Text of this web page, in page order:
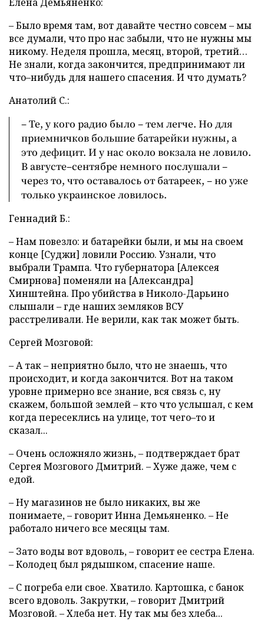
– Было время там, вот давайте честно совсем – мы
все думали, что про нас забыли, что не нужны мы
никому. Неделя прошла, месяц, второй, третий…
Не знали, когда закончится, предпринимают ли
что–нибудь для нашего спасения. И что думать?
Анатолий С.:
– Те, у кого радио было – тем легче. Но для
приемничков большие батарейки нужны, а
это дефицит. И у нас около вокзала не ловило.
В августе–сентябре немного послушали –
через то, что оставалось от батареек, – но уже
только украинское ловилось.
Геннадий Б.:
– Нам повезло: и батарейки были, и мы на своем
конце [Суджи] ловили Россию. Узнали, что
выбрали Трампа. Что губернатора [Алексея
Смирнова] поменяли на [Александра]
Хинштейна. Про убийства в Николо-Дарьино
слышали – где наших земляков ВСУ
расстреливали. Не верили, как так может быть.
Сергей Мозговой:
– А так – неприятно было, что не знаешь, что
происходит, и когда закончится. Вот на таком
уровне примерно все знание, вся связь с, ну
скажем, большой землей – кто что услышал, с кем
когда пересеклись на улице, тот чего–то и
сказал...
– Очень осложняло жизнь, – подтверждает брат
Сергея Мозгового Дмитрий. – Хуже даже, чем с
едой.
– Ну магазинов не было никаких, вы же
понимаете, – говорит Инна Демьяненко. – Не
работало ничего все месяцы там.
– Зато воды вот вдоволь, – говорит ее сестра Елена.
– Колодец был рядышком, спасение наше.
– С погреба ели свое. Хватило. Картошка, с банок
всего вдоволь. Закрутки, – говорит Дмитрий
Мозговой. – Хлеба нет. Ну так мы без хлеба...